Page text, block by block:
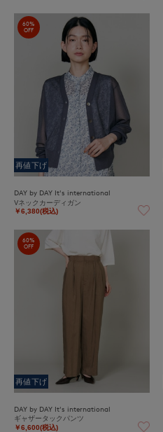
60%
OFF
再値下げ
DAY by DAY It's international
Vネックカーディガン
￥6,380(税込)
60%
OFF
再値下げ
DAY by DAY It's international
ギャザータックパンツ
￥6,600(税込)